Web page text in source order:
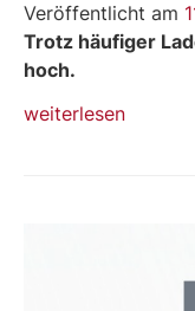
Veröffentlicht am
Trotz häufiger
hoch.
„Pressemitteilung:
weiterlesen